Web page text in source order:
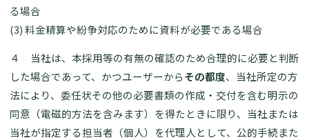
る場合
(3) 料金精算や紛争対応のために資料が必要である場合
４ 当社は、本採用等の有無の確認のため合理的に必要と判断
した場合であって、かつユーザーからその都度、当社所定の方
法により、委任状その他の必要書類の作成・交付を含む明示の
同意（電磁的方法を含みます）を得たときに限り、当社または
当社が指定する担当者（個人）を代理人として、公的手続また